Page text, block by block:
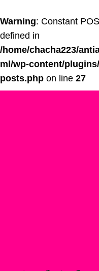
Warning: Constant
defined in
/home/chacha223/
ml/wp-content/
posts.php on line 27